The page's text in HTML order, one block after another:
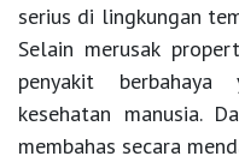
serius di lingkungan
Selain merusak
penyakit berbahaya
kesehatan manusia.
membahas secara